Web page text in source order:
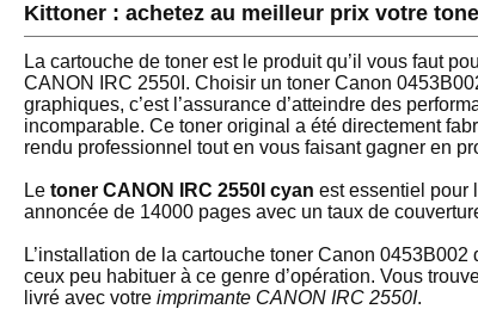
Kittoner : achetez au meilleur prix votre
La cartouche de toner est le produit qu’il vous faut
CANON IRC 2550I. Choisir un toner Canon
graphiques, c’est l’assurance d’atteindre des
incomparable. Ce toner original a été directement
rendu professionnel tout en vous faisant gagner en
Le toner CANON IRC 2550I cyan est essentiel pour
annoncée de 14000 pages avec un taux de
L’installation de la cartouche toner Canon
ceux peu habituer à ce genre d’opération. Vous
livré avec votre imprimante CANON IRC 2550I.